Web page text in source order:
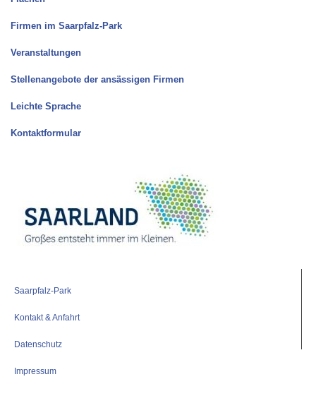
Firmen im Saarpfalz-Park
Veranstaltungen
Stellenangebote der ansässigen Firmen
Leichte Sprache
Kontaktformular
Saarpfalz-Park
Kontakt & Anfahrt
Datenschutz
Impressum